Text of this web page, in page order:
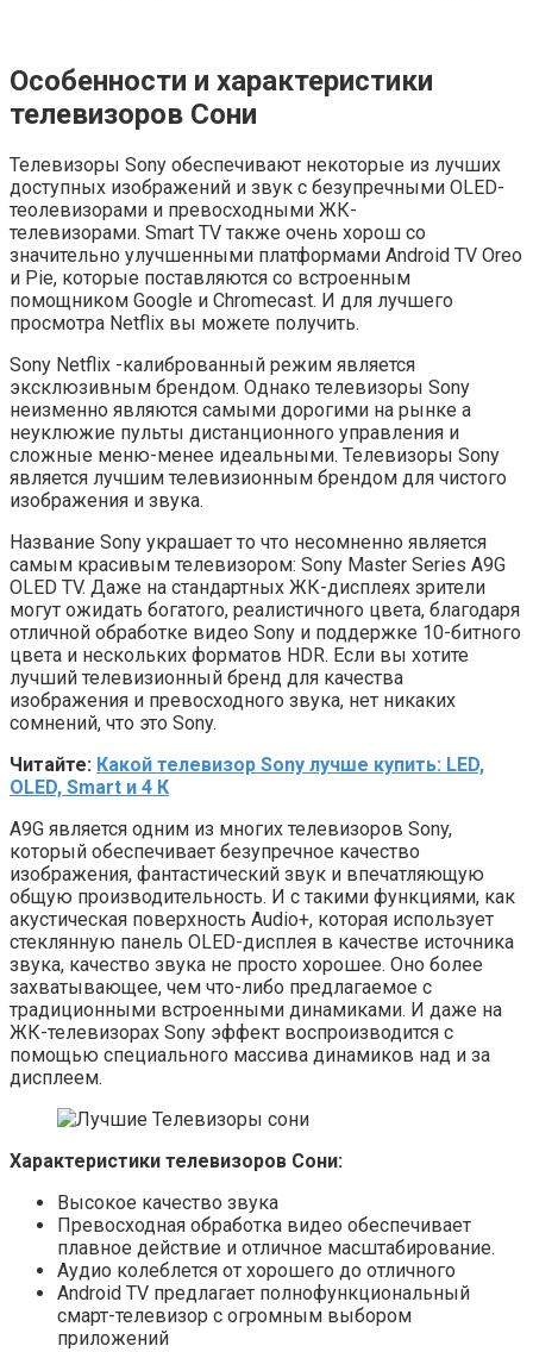
Особенности и характеристики
телевизоров Сони
Телевизоры Sony обеспечивают некоторые из лучших
доступных изображений и звук с безупречными OLED-
теолевизорами и превосходными ЖК-
телевизорами. Smart TV также очень хорош со
значительно улучшенными платформами Android TV Oreo
и Pie, которые поставляются со встроенным
помощником Google и Chromecast. И для лучшего
просмотра Netflix вы можете получить.
Sony Netflix -калиброванный режим является
эксклюзивным брендом. Однако телевизоры Sony
неизменно являются самыми дорогими на рынке а
неуклюжие пульты дистанционного управления и
сложные меню-менее идеальными. Телевизоры Sony
является лучшим телевизионным брендом для чистого
изображения и звука.
Название Sony украшает то что несомненно является
самым красивым телевизором: Sony Master Series A9G
OLED TV. Даже на стандартных ЖК-дисплеях зрители
могут ожидать богатого, реалистичного цвета, благодаря
отличной обработке видео Sony и поддержке 10-битного
цвета и нескольких форматов HDR. Если вы хотите
лучший телевизионный бренд для качества
изображения и превосходного звука, нет никаких
сомнений, что это Sony.
Читайте: Какой телевизор Sony лучше купить: LED,
OLED, Smart и 4 К
A9G является одним из многих телевизоров Sony,
который обеспечивает безупречное качество
изображения, фантастический звук и впечатляющую
общую производительность. И с такими функциями, как
акустическая поверхность Audio+, которая использует
стеклянную панель OLED-дисплея в качестве источника
звука, качество звука не просто хорошее. Оно более
захватывающее, чем что-либо предлагаемое с
традиционными встроенными динамиками. И даже на
ЖК-телевизорах Sony эффект воспроизводится с
помощью специального массива динамиков над и за
дисплеем.
Характеристики телевизоров Сони:
Высокое качество звука
Превосходная обработка видео обеспечивает
плавное действие и отличное масштабирование.
Аудио колеблется от хорошего до отличного
Android TV предлагает полнофункциональный
смарт-телевизор с огромным выбором
приложений